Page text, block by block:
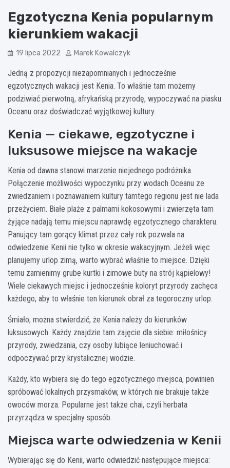
Egzotyczna Kenia popularnym
kierunkiem wakacji
19 lipca 2022 Marek Kowalczyk
Jedną z propozycji niezapomnianych i jednocześnie
egzotycznych wakacji jest Kenia. To właśnie tam możemy
podziwiać pierwotną, afrykańską przyrodę, wypoczywać na piasku
Oceanu oraz doświadczać wyjątkowej kultury.
Kenia — ciekawe, egzotyczne i
luksusowe miejsce na wakacje
Kenia od dawna stanowi marzenie niejednego podróżnika.
Połączenie możliwości wypoczynku przy wodach Oceanu ze
zwiedzaniem i poznawaniem kultury tamtego regionu jest nie lada
przeżyciem. Białe plaże z palmami kokosowymi i zwierzęta tam
żyjące nadają temu miejscu naprawdę egzotycznego charakteru.
Panujący tam gorący klimat przez cały rok pozwala na
odwiedzenie Kenii nie tylko w okresie wakacyjnym. Jeżeli więc
planujemy urlop zimą, warto wybrać właśnie to miejsce. Dzięki
temu zamienimy grube kurtki i zimowe buty na strój kąpielowy!
Wiele ciekawych miejsc i jednocześnie koloryt przyrody zachęca
każdego, aby to właśnie ten kierunek obrał za tegoroczny urlop.
Śmiało, można stwierdzić, że Kenia należy do kierunków
luksusowych. Każdy znajdzie tam zajęcie dla siebie: miłośnicy
przyrody, zwiedzania, czy osoby lubiące leniuchować i
odpoczywać przy krystalicznej wodzie.
Każdy, kto wybiera się do tego egzotycznego miejsca, powinien
spróbować lokalnych przysmaków, w których nie brakuje także
owoców morza. Popularne jest także chai, czyli herbata
przyrządza w specjalny sposób.
Miejsca warte odwiedzenia w Kenii
Wybierając się do Kenii, warto odwiedzić następujące miejsca: